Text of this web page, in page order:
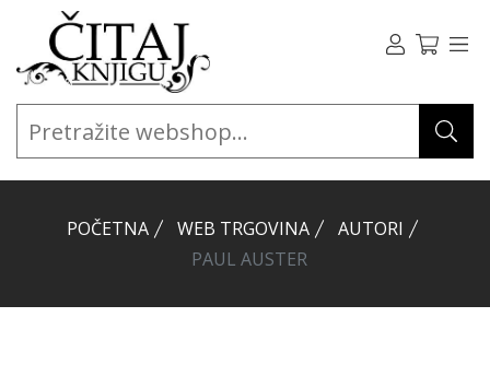
POČETNA WEB TRGOVINA
AUTORI
PAUL AUSTER